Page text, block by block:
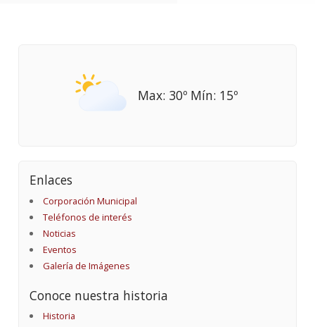
Max: 30º Mín: 15º
Enlaces
Corporación Municipal
Teléfonos de interés
Noticias
Eventos
Galería de Imágenes
Conoce nuestra historia
Historia